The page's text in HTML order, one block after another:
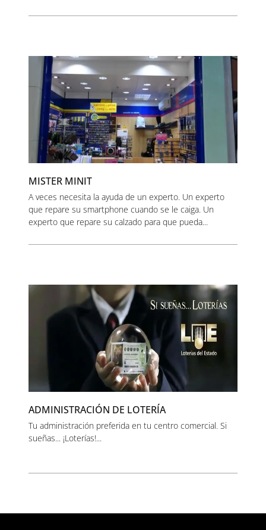
MISTER MINIT
A veces necesita la ayuda de un experto. Un experto
que repare su smartphone cuando se le caiga. Un
experto que repare su calzado para que pueda...
ADMINISTRACIÓN DE LOTERÍA
Tu administración preferida en tu centro comercial. Si
sueñas... ¡Loterías!...